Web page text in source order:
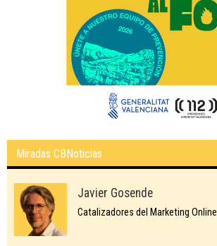
Miradas CBNoticias
Javier Gosende
Catalizadores del Marketing Online